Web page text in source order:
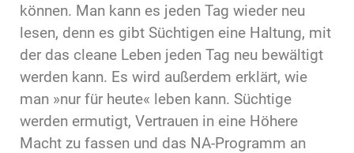
können. Man kann es jeden Tag wieder neu
lesen, denn es gibt Süchtigen eine Haltung, mit
der das cleane Leben jeden Tag neu bewältigt
werden kann. Es wird außerdem erklärt, wie
man »nur für heute« leben kann. Süchtige
werden ermutigt, Vertrauen in eine Höhere
Macht zu fassen und das NA-Programm an